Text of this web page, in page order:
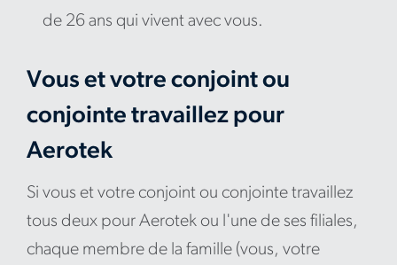
de 26 ans qui vivent avec vous.
Vous et votre conjoint ou
conjointe travaillez pour
Aerotek
Si vous et votre conjoint ou conjointe travaillez
tous deux pour Aerotek ou l'une de ses filiales,
chaque membre de la famille (vous, votre